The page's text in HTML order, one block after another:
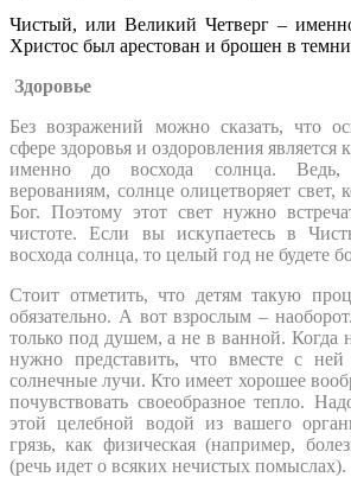
Чистый, или Великий Четверг –
Христос был арестован и брошен в
Здоровье
Без возражений можно сказать, что
сфере здоровья и оздоровления является
именно до восхода солнца. Ведь,
верованиям, солнце олицетворяет свет,
Бог. Поэтому этот свет нужно
чистоте. Если вы искупаетесь в
восхода солнца, то целый год не будете
Стоит отметить, что детям такую
обязательно. А вот взрослым –
только под душем, а не в ванной. Когда
нужно представить, что вместе с
солнечные лучи. Кто имеет хорошее
почувствовать своеобразное тепло.
этой целебной водой из вашего
грязь, как физическая (например,
(речь идет о всяких нечистых помыслах).